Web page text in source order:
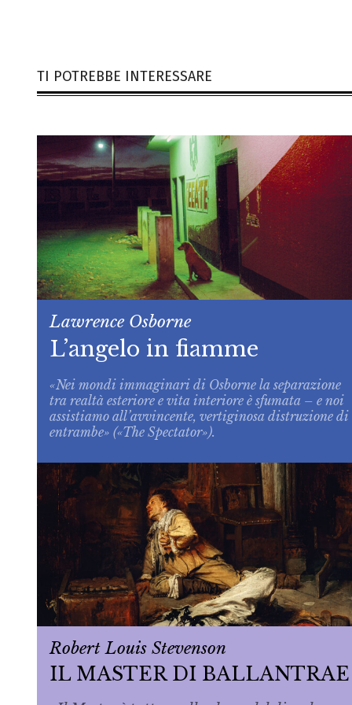
TI POTREBBE INTERESSARE
Lawrence Osborne
L’angelo in fiamme
«Nei mondi immaginari di Osborne la separazione
tra realtà esteriore e vita interiore è sfumata – e noi
assistiamo all’avvincente, vertiginosa distruzione di
entrambe» («The Spectator»).
Robert Louis Stevenson
IL MASTER DI BALLANTRAE